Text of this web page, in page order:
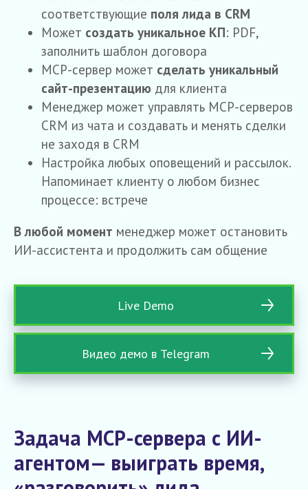
соответствующие поля лида в CRM
Может создать уникальное КП: PDF,
заполнить шаблон договора
MCP-сервер может сделать уникальный
сайт-презентацию для клиента
Mенеджер может управлять MCP-серверов
CRM из чата и создавать и менять сделки
не заходя в CRM
Настройка любых оповещений и рассылок.
Напоминает клиенту о любом бизнес
процессе: встрече
В любой момент менеджер может остановить
ИИ-ассистента и продолжить сам общение
Live Demo
Видео демо в Telegram
Задача MCP-сервера с ИИ-
агентом— выиграть время,